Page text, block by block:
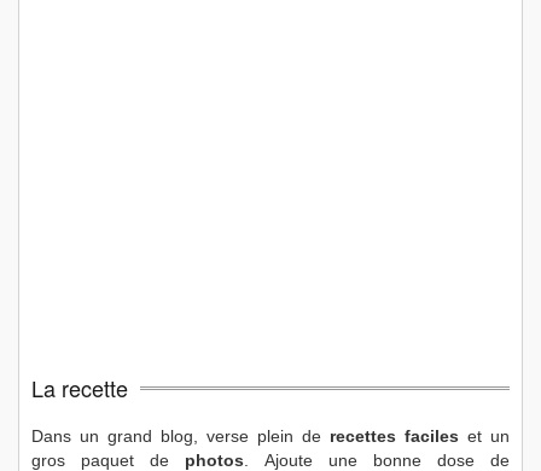
La recette
Dans un grand blog, verse plein de recettes faciles et un
gros paquet de photos . Ajoute une bonne dose de